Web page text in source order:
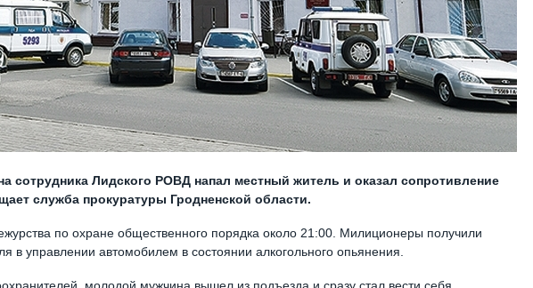
сотрудника Лидского РОВД напал местный житель и оказал сопротивление
служба прокуратуры Гродненской области.
по охране общественного порядка около 21:00. Милиционеры получили
в управлении автомобилем в состоянии алкогольного опьянения.